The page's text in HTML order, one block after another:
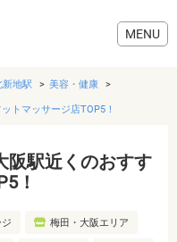
新地駅
美容・健康
トマッサージ店TOP5！
阪駅近くのおすす
！
梅田・大阪エリア